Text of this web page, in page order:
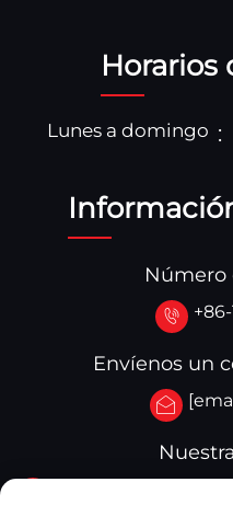
Horarios
Lunes a domingo
Número
Envíenos un